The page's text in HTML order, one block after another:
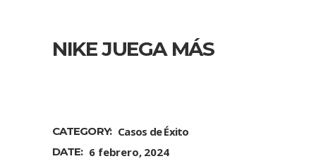
NIKE JUEGA MÁS
CATEGORY: Casos de Éxito
DATE: 6 febrero, 2024